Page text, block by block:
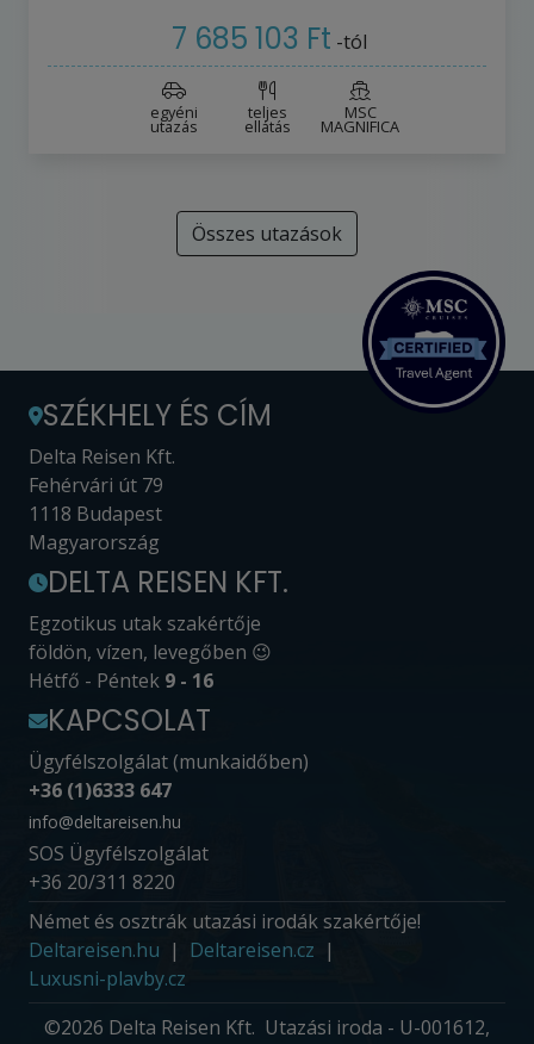
7 685 103 Ft -tól
egyéni
utazás
teljes
ellátás
MSC
MAGNIFICA
Összes utazások
SZÉKHELY ÉS CÍM
Delta Reisen Kft.
Fehérvári út 79
1118 Budapest
Magyarország
DELTA REISEN KFT.
Egzotikus utak szakértője
földön, vízen, levegőben 😉
Hétfő - Péntek 9 - 16
KAPCSOLAT
Ügyfélszolgálat (munkaidőben)
+36 (1)6333 647
info@deltareisen.hu
SOS Ügyfélszolgálat
+36 20/311 8220
Német és osztrák utazási irodák szakértője!
Deltareisen.hu
Deltareisen.cz
Luxusni-plavby.cz
©2026 Delta Reisen Kft. Utazási iroda - U-001612,